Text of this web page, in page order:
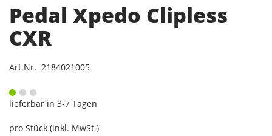
Pedal Xpedo Clipless
CXR
Art.Nr. 2184021005
lieferbar in 3-7 Tagen
pro Stück (inkl. MwSt.)